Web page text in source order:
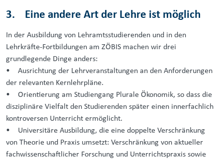
3. Eine andere Art der Lehre ist möglich
In der Ausbildung von Lehramtsstudierenden und in den
Lehrkräfte-Fortbildungen am ZÖBIS machen wir drei
grundlegende Dinge anders:
• Ausrichtung der Lehrveranstaltungen an den Anforderungen
der relevanten Kernlehrpläne.
• Orientierung am Studiengang Plurale Ökonomik, so dass die
disziplinäre Vielfalt den Studierenden später einen innerfachlich
kontroversen Unterricht ermöglicht.
• Universitäre Ausbildung, die eine doppelte Verschränkung
von Theorie und Praxis umsetzt: Verschränkung von aktueller
fachwissenschaftlicher Forschung und Unterrichtspraxis sowie